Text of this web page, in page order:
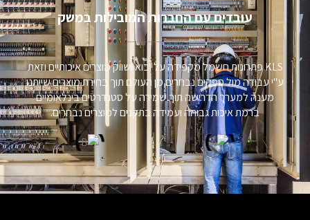
עובדים עם החברות המובילות במשק​
KLS פתרונות חשמל מקפידה על יבוא ושווק מוצרים איכותיים וזאת
ע"י עבודה מול ספקים נבחרים מן העולם תוך בחירת מוצרים שייתנו
מענה למערך הדרישה תוך שמירה על סטנדרטים בינלאומיים
ברמת איכות גבוהה ועמידה בתקנים למוצרים נבחרים.